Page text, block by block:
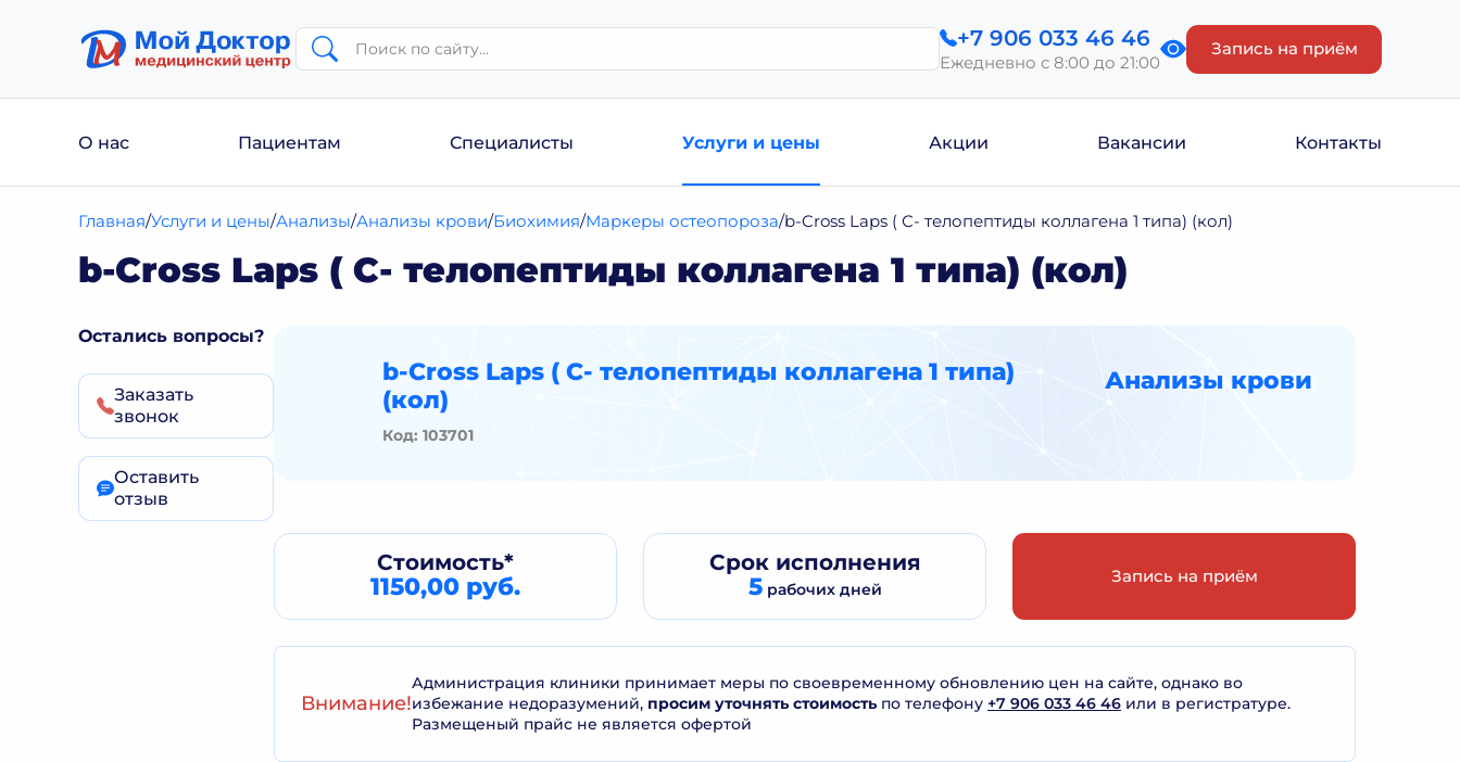
+7 906 033 46 46
Ежедневно с 8:00 до 21:00
Запись на приём
О нас Пациентам Специалисты Услуги и цены Акции Вакансии Контакты
Главная Услуги и цены Анализы Анализы крови Биохимия Маркеры остеопороза b-Cross Laps ( С- телопептиды коллагена 1 типа) (кол)
b-Cross Laps ( С- телопептиды коллагена 1 типа) (кол)
Остались вопросы?
Заказать
звонок
Оставить
отзыв
b-Cross Laps ( С- телопептиды коллагена 1 типа)
(кол)
Код: 103701
Анализы крови
Стоимость*
1150,00 руб.
Срокисполнения
5рабочих дней
Запись на приём
Внимание!
Администрация клиники принимает меры по своевременному обновлению цен на сайте, однако во
избежание недоразумений, просим уточнять стоимостьпо телефону +7 906 033 46 46 или в регистратуре.
Размещеный прайс не является офертой